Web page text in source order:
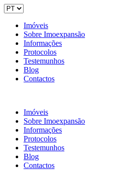
Imóveis
Sobre Imoexpansão
Informações
Protocolos
Testemunhos
Blog
Contactos
Imóveis
Sobre Imoexpansão
Informações
Protocolos
Testemunhos
Blog
Contactos